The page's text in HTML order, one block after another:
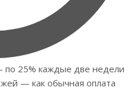
по 25% каждые две недели
— как обычная оплата